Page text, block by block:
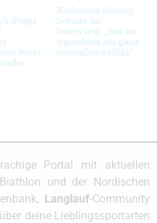
(Folge
Peter
Katharina Hennig
Dotzler im
Interview: „Das ist
irgendwie ein ganz
spezielles Gefühl“
Portal mit aktuellen
und der Nordischen
Langlauf-Community
deine Lieblingssportarten